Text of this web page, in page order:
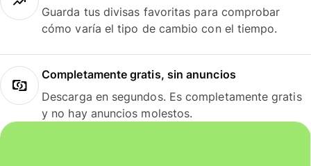
Guarda tus divisas favoritas para comprobar
cómo varía el tipo de cambio con el tiempo.
Completamente gratis, sin anuncios
Descarga en segundos. Es completamente gratis
y no hay anuncios molestos.